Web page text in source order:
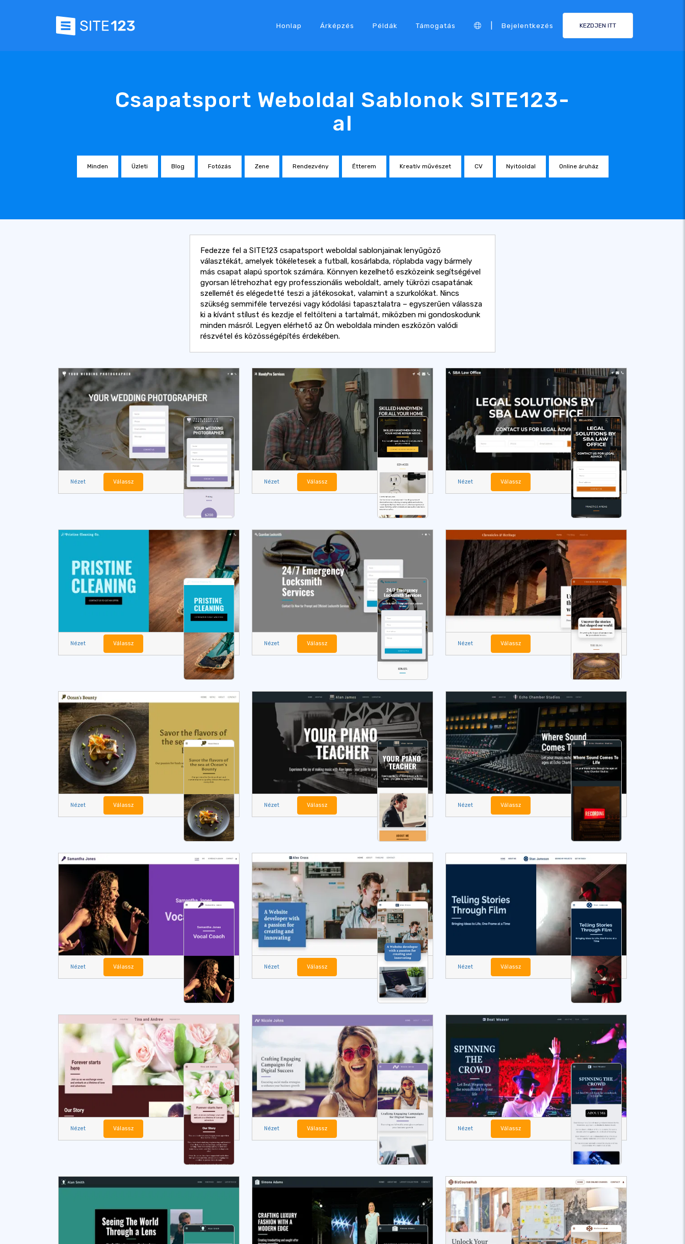
Honlap Árképzés Példák Támogatás Bejelentkezés KEZDJEN ITT
Csapatsport Weboldal Sablonok SITE123-
al
Minden Üzleti Blog Fotózás Zene Rendezvény Étterem Kreatív művészet CV Nyitóoldal Online áruház
Fedezze fel a SITE123 csapatsport weboldal sablonjainak lenyűgöző
választékát, amelyek tökéletesek a futball, kosárlabda, röplabda vagy bármely
más csapat alapú sportok számára. Könnyen kezelhető eszközeink segítségével
gyorsan létrehozhat egy professzionális weboldalt, amely tükrözi csapatának
szellemét és elégedetté teszi a játékosokat, valamint a szurkolókat. Nincs
szükség semmiféle tervezési vagy kódolási tapasztalatra – egyszerűen válassza
ki a kívánt stílust és kezdje el feltölteni a tartalmát, miközben mi gondoskodunk
minden másról. Legyen elérhető az Ön weboldala minden eszközön valódi
részvétel és közösségépítés érdekében.
Nézet Válassz Nézet Válassz Nézet Válassz
Nézet Válassz Nézet Válassz Nézet Válassz
Nézet Válassz Nézet Válassz Nézet Válassz
Nézet Válassz Nézet Válassz Nézet Válassz
Nézet Válassz Nézet Válassz Nézet Válassz